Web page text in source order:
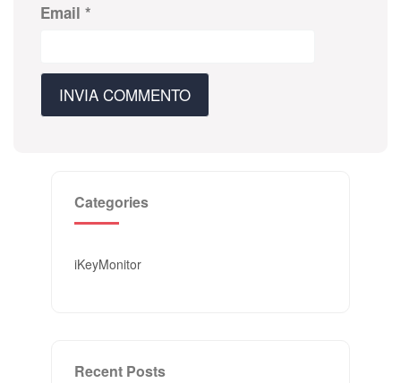
Email *
Categories
iKeyMonitor
Recent Posts